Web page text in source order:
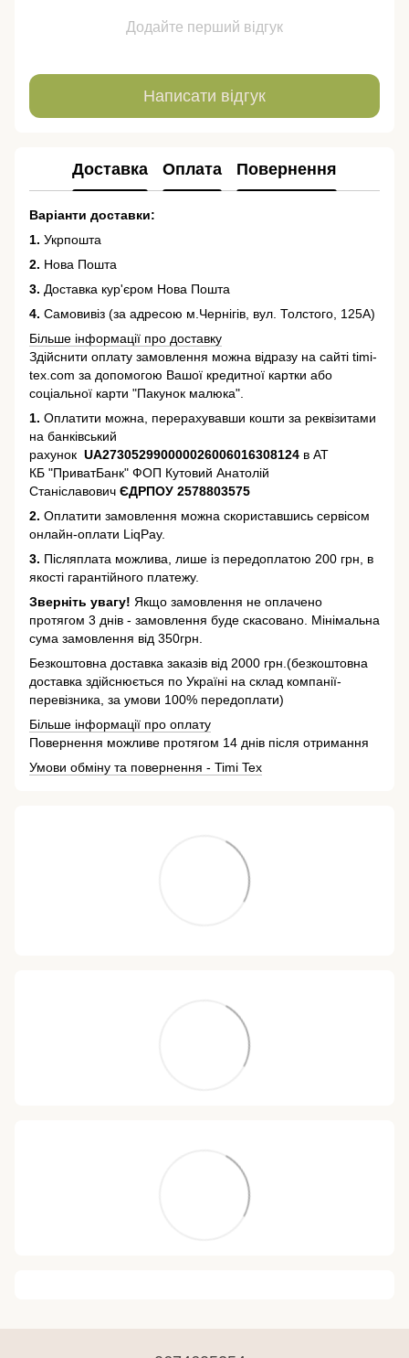
Додайте перший відгук
Написати відгук
Доставка Оплата Повернення
Варіанти доставки:
1. Укрпошта
2. Нова Пошта
3. Доставка кур'єром Нова Пошта
4. Самовивіз (за адресою м.Чернігів, вул. Толстого, 125А)
Більше інформації про доставку
Здійснити оплату замовлення можна відразу на сайті timi-
tex.com за допомогою Вашої кредитної картки або
соціальної карти "Пакунок малюка".
1. Оплатити можна, перерахувавши кошти за реквізитами
на банківський
рахунок UA273052990000026006016308124 в АТ
КБ "ПриватБанк" ФОП Кутовий Анатолій
Станіславович ЄДРПОУ 2578803575
2. Оплатити замовлення можна скориставшись сервісом
онлайн-оплати LiqPay.
3. Післяплата можлива, лише із передоплатою 200 грн, в
якості гарантійного платежу.
Зверніть увагу! Якщо замовлення не оплачено
протягом 3 днів - замовлення буде скасовано. Мінімальна
сума замовлення від 350грн.
Безкоштовна доставка заказів від 2000 грн.(безкоштовна
доставка здійснюється по Україні на склад компанії-
перевізника, за умови 100% передоплати)
Більше інформації про оплату
Повернення можливе протягом 14 днів після отримання
Умови обміну та повернення - Timi Tex